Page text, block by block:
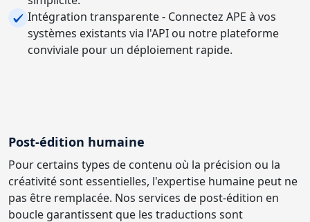
Intégration transparente - Connectez APE à vos
systèmes existants via l'API ou notre plateforme
conviviale pour un déploiement rapide.
Post-édition humaine
Pour certains types de contenu où la précision ou la
créativité sont essentielles, l'expertise humaine peut ne
pas être remplacée. Nos services de post-édition en
boucle garantissent que les traductions sont